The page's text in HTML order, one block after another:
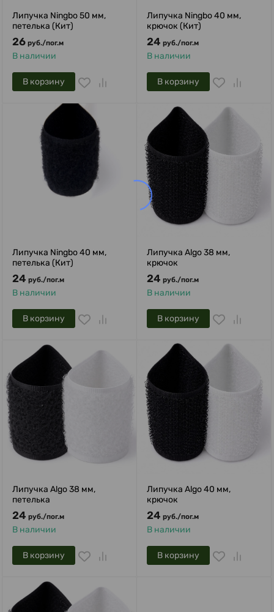
Липучка Ningbo 50 мм,
петелька (Кит)
26 руб./пог.м
В наличии
В корзину
Липучка Ningbo 40 мм,
крючок (Кит)
24 руб./пог.м
В наличии
В корзину
Липучка Ningbo 40 мм,
петелька (Кит)
24 руб./пог.м
В наличии
В корзину
Липучка Algo 38 мм,
крючок
24 руб./пог.м
В наличии
В корзину
Липучка Algo 38 мм,
петелька
24 руб./пог.м
В наличии
В корзину
Липучка Algo 40 мм,
крючок
24 руб./пог.м
В наличии
В корзину